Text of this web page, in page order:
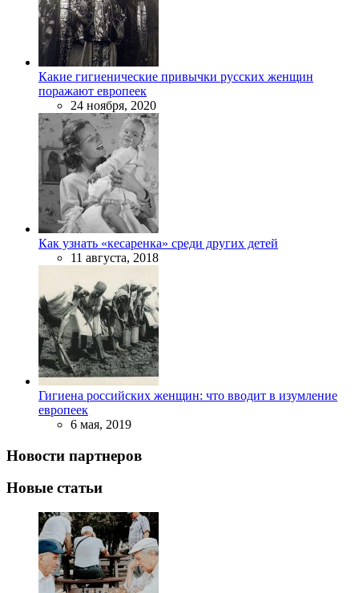
Какие гигиенические привычки русских женщин
поражают европеек
24 ноября, 2020
Как узнать «кесаренка» среди других детей
11 августа, 2018
Гигиена российских женщин: что вводит в изумление
европеек
6 мая, 2019
Новости партнеров
Новые статьи